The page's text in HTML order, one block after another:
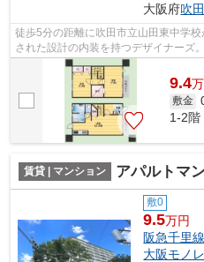
大阪府吹
徒歩5分の距離に吹田市立山田東中学
された設計の内装を持つデザイナーズ
ります。風通しが良く、湿気やカビの
9.4万
敷金
1-2階
賃貸 | マンション アパルトマ
敷0
9.5万円
阪急千里線
大阪モノ